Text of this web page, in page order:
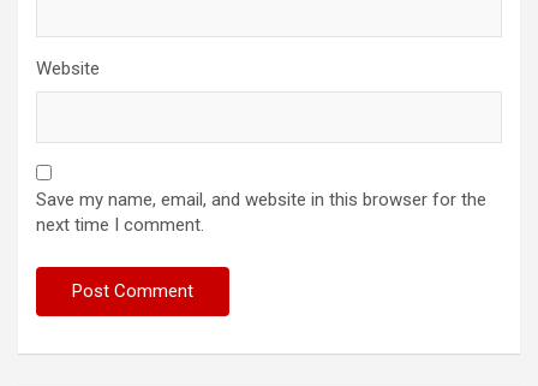
Website
Save my name, email, and website in this browser for the
next time I comment.